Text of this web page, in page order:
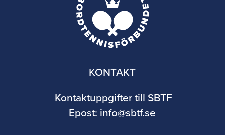
KONTAKT
Kontaktuppgifter till SBTF
Epost: info@sbtf.se